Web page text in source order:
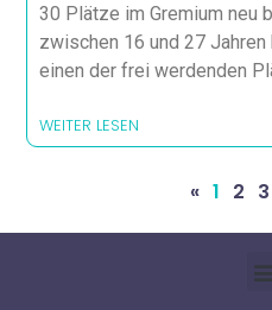
30 Plätze im Gremium neu
zwischen 16 und 27
einen der frei werdenden
WEITER LESEN
« 1 2 3